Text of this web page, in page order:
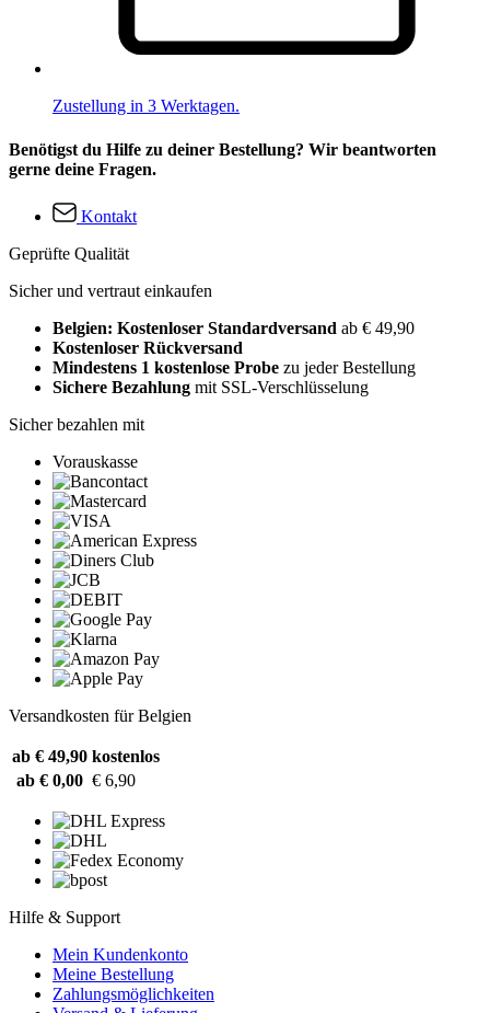
Zustellung in 3 Werktagen.
Benötigst du Hilfe zu deiner Bestellung? Wir beantworten
gerne deine Fragen.
Kontakt
Geprüfte Qualität
Sicher und vertraut einkaufen
Belgien: Kostenloser Standardversand ab € 49,90
Kostenloser Rückversand
Mindestens 1 kostenlose Probe zu jeder Bestellung
Sichere Bezahlung mit SSL-Verschlüsselung
Sicher bezahlen mit
Vorauskasse
Versandkosten für Belgien
ab € 49,90 kostenlos
ab € 0,00 € 6,90
Hilfe & Support
Mein Kundenkonto
Meine Bestellung
Zahlungsmöglichkeiten